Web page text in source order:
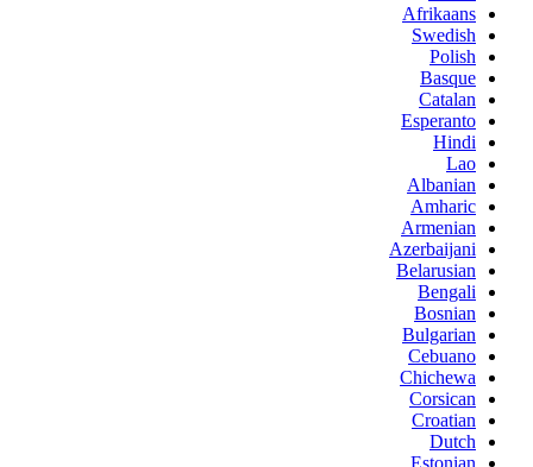
Afrikaans
Swedish
Polish
Basque
Catalan
Esperanto
Hindi
Lao
Albanian
Amharic
Armenian
Azerbaijani
Belarusian
Bengali
Bosnian
Bulgarian
Cebuano
Chichewa
Corsican
Croatian
Dutch
Estonian